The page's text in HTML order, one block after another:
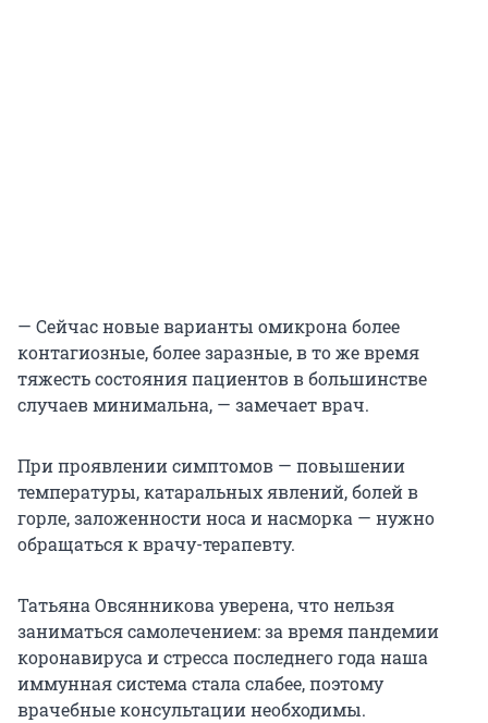
— Сейчас новые варианты омикрона более
контагиозные, более заразные, в то же время
тяжесть состояния пациентов в большинстве
случаев минимальна, — замечает врач.
При проявлении симптомов — повышении
температуры, катаральных явлений, болей в
горле, заложенности носа и насморка — нужно
обращаться к врачу-терапевту.
Татьяна Овсянникова уверена, что нельзя
заниматься самолечением: за время пандемии
коронавируса и стресса последнего года наша
иммунная система стала слабее, поэтому
врачебные консультации необходимы.